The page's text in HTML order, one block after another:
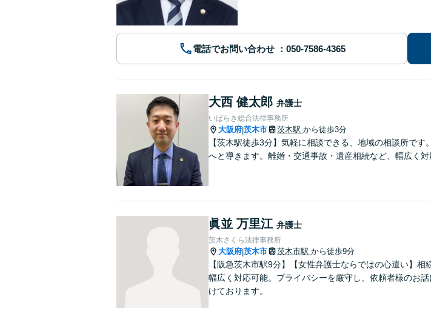
電話でお問い合わせ
大西 健太郎 弁護士
いばらき総合法律事務所
大阪府|茨木市 茨木駅 から徒歩3分
【茨木駅徒歩3分】気軽に相談できる、地域の相談所で
へと導きます。離婚・交通事故・遺産相続など、幅広く
眞並 万里江 弁護士
茨木さくら法律事務所
大阪府|茨木市 茨木市駅 から徒歩9分
【阪急茨木市駅9分】【女性弁護士ならではの心遣い】
幅広く対応可能。プライバシーを厳守し、依頼者様のお
けております。